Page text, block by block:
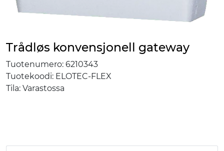
Trådløs konvensjonell gateway
Tuotenumero: 6210343
Tuotekoodi: ELOTEC-FLEX
Tila: Varastossa